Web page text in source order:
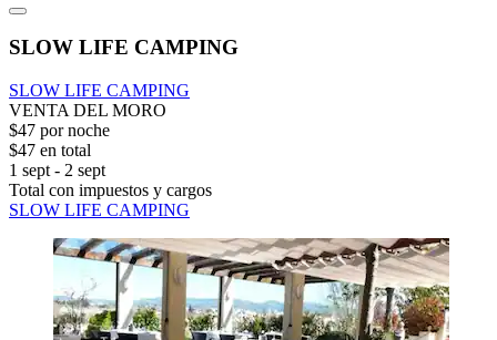
SLOW LIFE CAMPING
SLOW LIFE CAMPING
VENTA DEL MORO
$47 por noche
$47 en total
1 sept - 2 sept
Total con impuestos y cargos
SLOW LIFE CAMPING